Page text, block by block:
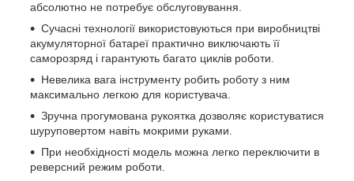
абсолютно не потребує обслуговування.
Сучасні технології використовуються при виробництві
акумуляторної батареї практично виключають її
саморозряд і гарантують багато циклів роботи.
Невелика вага інструменту робить роботу з ним
максимально легкою для користувача.
Зручна прогумована рукоятка дозволяє користуватися
шуруповертом навіть мокрими руками.
При необхідності модель можна легко переключити в
реверсний режим роботи.